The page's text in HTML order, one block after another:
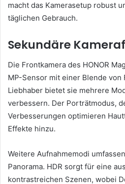
macht das Kamerasetup robust
täglichen Gebrauch.
Sekundäre
Die Frontkamera des HONOR
MP-Sensor mit einer Blende
Liebhaber bietet sie mehrere
verbessern. Der Porträtmodus,
Verbesserungen optimieren
Effekte hinzu.
Weitere Aufnahmemodi
Panorama. HDR sorgt für eine
kontrastreichen Szenen, wobei